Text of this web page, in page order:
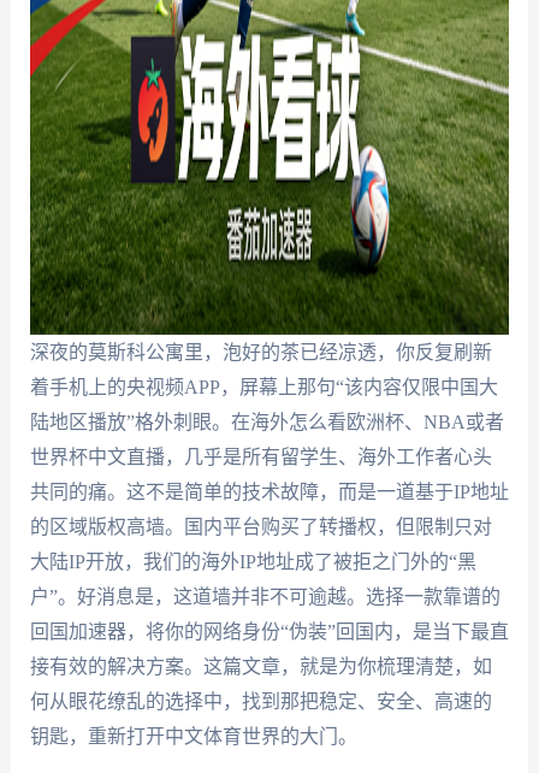
深夜的莫斯科公寓里，泡好的茶已经凉透，你反复刷新
着手机上的央视频APP，屏幕上那句“该内容仅限中国大
陆地区播放”格外刺眼。在海外怎么看欧洲杯、NBA或者
世界杯中文直播，几乎是所有留学生、海外工作者心头
共同的痛。这不是简单的技术故障，而是一道基于IP地址
的区域版权高墙。国内平台购买了转播权，但限制只对
大陆IP开放，我们的海外IP地址成了被拒之门外的“黑
户”。好消息是，这道墙并非不可逾越。选择一款靠谱的
回国加速器，将你的网络身份“伪装”回国内，是当下最直
接有效的解决方案。这篇文章，就是为你梳理清楚，如
何从眼花缭乱的选择中，找到那把稳定、安全、高速的
钥匙，重新打开中文体育世界的大门。